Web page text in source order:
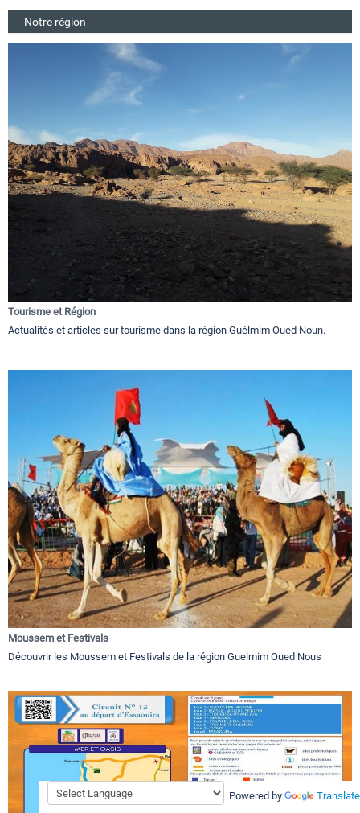
Notre région
Tourisme et Région
Actualités et articles sur tourisme dans la région Guélmim Oued Noun.
Moussem et Festivals
Découvrir les Moussem et Festivals de la région Guelmim Oued Nous
Powered by Translate